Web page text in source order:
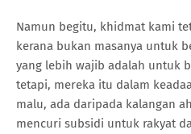
Namun begitu, khidmat kami
kerana bukan masanya untuk
yang lebih wajib adalah untuk
tetapi, mereka itu dalam
malu, ada daripada kalangan
mencuri subsidi untuk rakyat